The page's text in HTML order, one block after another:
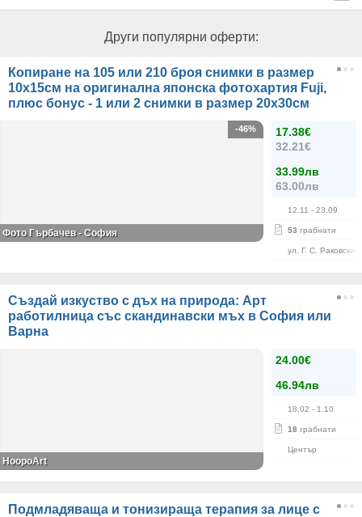
Други популярни оферти:
Копиране на 105 или 210 броя снимки в размер
10х15см на оригинална японска фотохартия Fuji,
плюс бонус - 1 или 2 снимки в размер 20х30см
17.38€
32.21€
33.99лв
63.00лв
12.11 - 23.09
53 грабнати
ул. Г. С. Раковски
-46%
Фото Гърбачев - София
Създай изкуство с дъх на природа: Арт
работилница със скандинавски мъх в София или
Варна
24.00€
46.94лв
18.02 - 1.10
18 грабнати
Център
HoopoArt
Подмладяваща и тонизираща терапия за лице с